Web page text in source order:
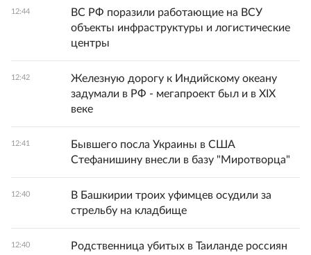
12:44
ВС РФ поразили работающие на ВСУ
объекты инфраструктуры и логистические
центры
12:42
Железную дорогу к Индийскому океану
задумали в РФ - мегапроект был и в XIX
веке
12:41
Бывшего посла Украины в США
Стефанишину внесли в базу "Миротворца"
12:40
В Башкирии троих уфимцев осудили за
стрельбу на кладбище
12:40
Родственница убитых в Таиланде россиян